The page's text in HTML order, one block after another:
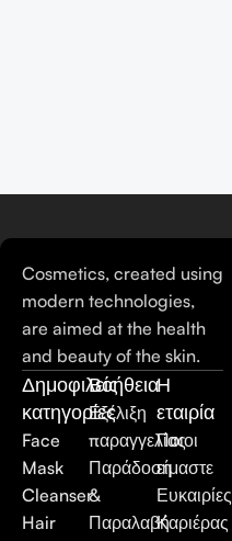
Cosmetics, created using
modern technologies,
are aimed at the health
and beauty of the skin.
Δημοφιλείς
κατηγορίες
Face
Mask
Cleanser
Hair
Βοήθεια
Εξέλιξη
παραγγελίας
Παράδοση
&
Παραλαβή
Η
εταιρία
Ποιοι
είμαστε
Ευκαιρίες
Καριέρας